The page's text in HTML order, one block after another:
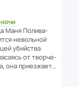
Маня Поли­ва­
невольной
убийства
от твор­че­
она приезжает…